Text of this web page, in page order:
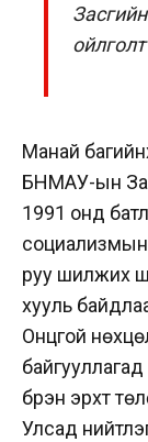
Манай
БНМАУ-ын
1991 онд
социализмын
руу шилжих
хууль
Онцгой
бүрэн эрхт
Улсад